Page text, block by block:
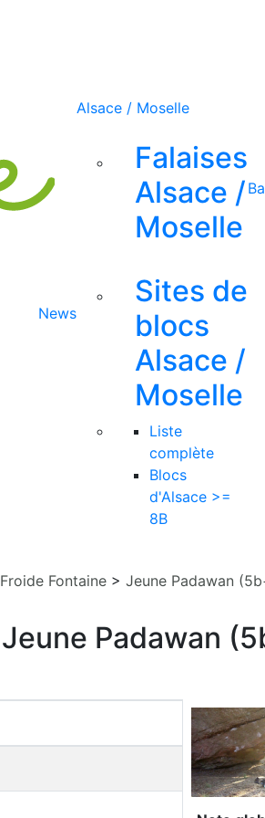
News
Alsace / Moselle
Falaises
Alsace /
Moselle
Sites de
blocs
Alsace /
Moselle
Liste
complète
Blocs
d'Alsace >=
8B
Froide Fontaine > Jeune Padawan
Jeune Padawan